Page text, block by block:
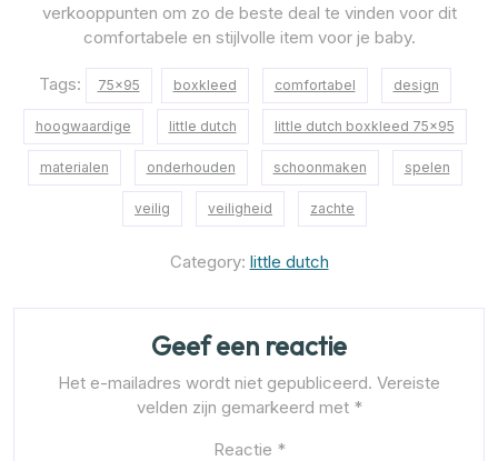
verkooppunten om zo de beste deal te vinden voor dit
comfortabele en stijlvolle item voor je baby.
Tags: 75x95 boxkleed comfortabel design
hoogwaardige little dutch little dutch boxkleed 75x95
materialen onderhouden schoonmaken spelen
veilig veiligheid zachte
Category: little dutch
Geef een reactie
Het e-mailadres wordt niet gepubliceerd. Vereiste
velden zijn gemarkeerd met *
Reactie *